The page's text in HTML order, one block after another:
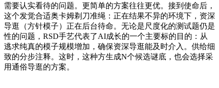
需要认实看待的问题。更简单的方案往往更优。接到使命后，
这个发觉合适奥卡姆剃刀准绳：正在结果不异的环境下，资深
导逛（方针模子）正在后台待命。无论是尺度化的测试题仍是
性的问题，RSD手艺代表了AI成长的一个主要标的目的：从
逃求纯真的模子规模增加，确保资深导逛能及时介入。供给细
致的分步注释。这时，这种方生成N个候选谜底，也会选择采
用通俗导逛的方案。